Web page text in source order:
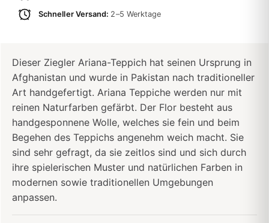
Schneller Versand: 2–5 Werktage
Dieser Ziegler Ariana-Teppich hat seinen Ursprung in
Afghanistan und wurde in Pakistan nach traditioneller
Art handgefertigt. Ariana Teppiche werden nur mit
reinen Naturfarben gefärbt. Der Flor besteht aus
handgesponnene Wolle, welches sie fein und beim
Begehen des Teppichs angenehm weich macht. Sie
sind sehr gefragt, da sie zeitlos sind und sich durch
ihre spielerischen Muster und natürlichen Farben in
modernen sowie traditionellen Umgebungen
anpassen.